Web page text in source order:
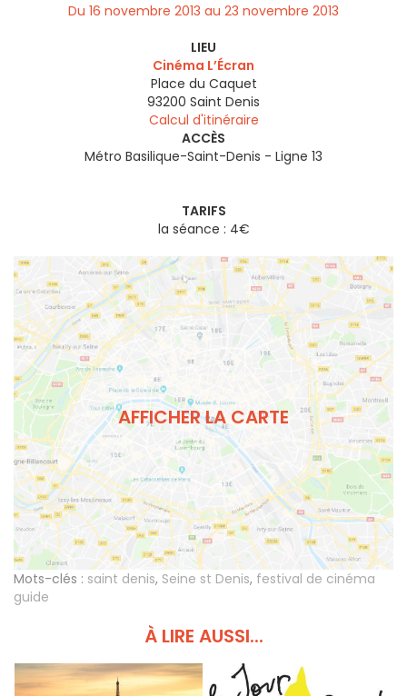
Du 16 novembre 2013 au 23 novembre 2013
LIEU
Cinéma L’Écran
Place du Caquet
93200 Saint Denis
Calcul d'itinéraire
ACCÈS
Métro Basilique-Saint-Denis - Ligne 13
TARIFS
la séance : 4€
AFFICHER LA CARTE
Mots-clés : saint denis, Seine st Denis, festival de cinéma
guide
À LIRE AUSSI...